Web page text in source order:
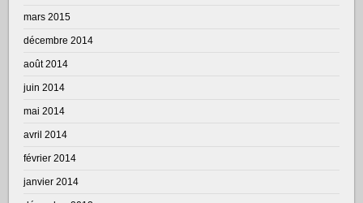
mars 2015
décembre 2014
août 2014
juin 2014
mai 2014
avril 2014
février 2014
janvier 2014